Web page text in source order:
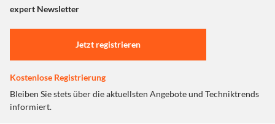
"Marketing".
Einstellungen anpassen
expert Newsletter
Jetzt registrieren
Kostenlose Registrierung
Bleiben Sie stets über die aktuellsten Angebote und Techniktrends
informiert.